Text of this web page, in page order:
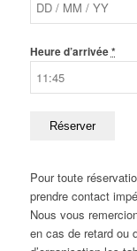
Heure d’arrivée*
Pour toute
prendre contact
Nous vous
en cas de retard ou